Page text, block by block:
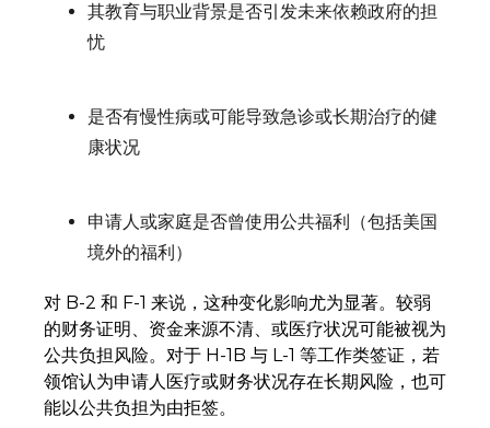
其教育与职业背景是否引发未来依赖政府的担
忧
是否有慢性病或可能导致急诊或长期治疗的健
康状况
申请人或家庭是否曾使用公共福利（包括美国
境外的福利）
对 B-2 和 F-1 来说，这种变化影响尤为显著。较弱
的财务证明、资金来源不清、或医疗状况可能被视为
公共负担风险。对于 H-1B 与 L-1 等工作类签证，若
领馆认为申请人医疗或财务状况存在长期风险，也可
能以公共负担为由拒签。